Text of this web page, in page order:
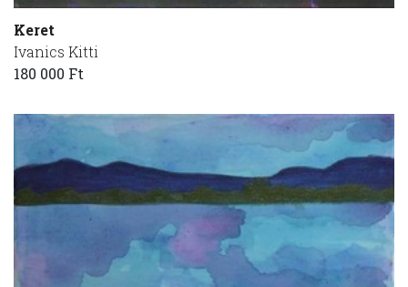
Keret
Ivanics Kitti
180 000 Ft